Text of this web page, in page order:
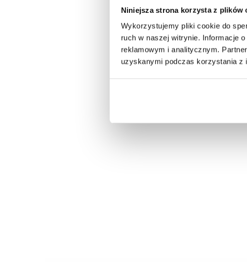
Niniejsza strona korzysta z plików
Wykorzystujemy pliki cookie do
ruch w naszej witrynie. Informacje
reklamowym i analitycznym.
uzyskanymi podczas korzystania z
30